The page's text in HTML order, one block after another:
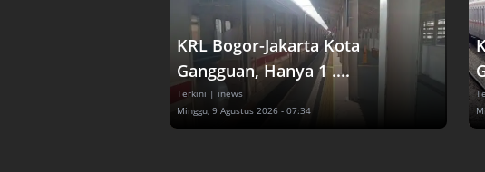
KRL Bogor-Jakarta Kota
Gangguan, Hanya 1 ....
Terkini | inews
Minggu, 9 Agustus 2026 - 07:34